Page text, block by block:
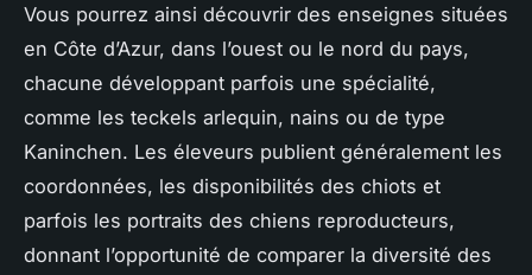
Vous pourrez ainsi découvrir des enseignes situées
en Côte d’Azur, dans l’ouest ou le nord du pays,
chacune développant parfois une spécialité,
comme les teckels arlequin, nains ou de type
Kaninchen. Les éleveurs publient généralement les
coordonnées, les disponibilités des chiots et
parfois les portraits des chiens reproducteurs,
donnant l’opportunité de comparer la diversité des